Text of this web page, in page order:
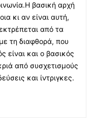
βασική αρχή
κι αν είναι αυτή,
από τα
τη διαφθορά, που
είναι και ο βασικός
από συσχετισμούς
και ίντριγκες.